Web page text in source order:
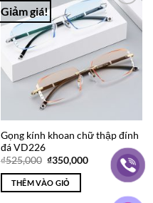
Giảm giá!
Add to
Wishlist
Gọng kính khoan chữ thập đính
đá VD226
₫525,000 Giá
là:
₫525,000.
₫350,000Giá
₫350,000.
THÊM VÀO GIỎ